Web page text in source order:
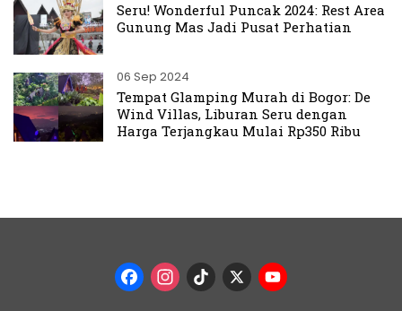
Seru! Wonderful Puncak 2024: Rest Area
Gunung Mas Jadi Pusat Perhatian
06 Sep 2024
Tempat Glamping Murah di Bogor: De
Wind Villas, Liburan Seru dengan
Harga Terjangkau Mulai Rp350 Ribu
Facebook
Instagram
TikTok
X